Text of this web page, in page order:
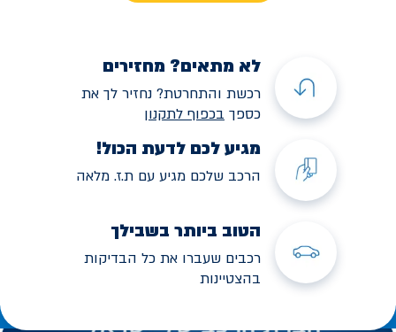
לא מתאים? מחזירים
רכשת והתחרטת? נחזיר לך את
כספך בכפוף לתקנון
מגיע לכם לדעת הכול!
הרכב שלכם מגיע עם ת.ז. מלאה
הטוב ביותר בשבילך
רכבים שעברו את כל הבדיקות
בהצטיינות